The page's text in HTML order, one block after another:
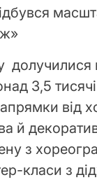
долучилися
3,5
від
й
з
класи з